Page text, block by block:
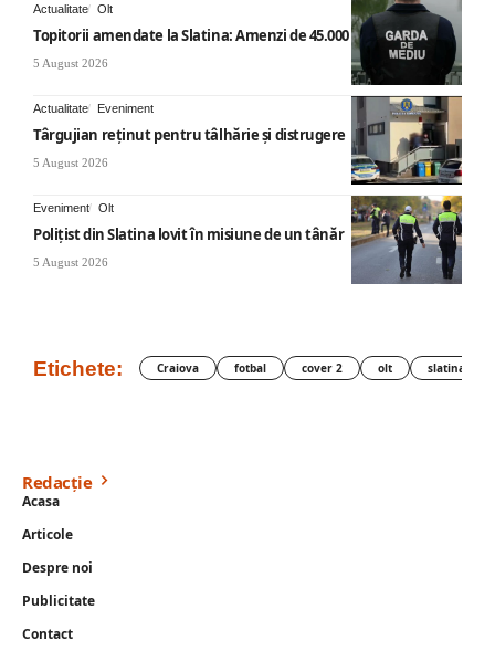
Actualitate Olt
Topitorii amendate la Slatina: Amenzi de 45.000 de lei
5 August 2026
Actualitate Eveniment
Târgujian reținut pentru tâlhărie și distrugere
5 August 2026
Eveniment Olt
Polițist din Slatina lovit în misiune de un tânăr
5 August 2026
Etichete: Craiova fotbal cover 2 olt slatina
Redacție
Acasa
Articole
Despre noi
Publicitate
Contact